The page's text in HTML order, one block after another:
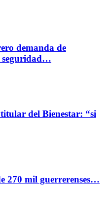
demanda de
seguridad…
del Bienestar: “si
270 mil guerrerenses…